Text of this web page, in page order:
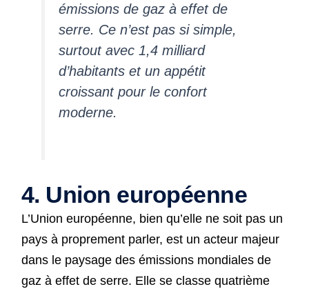
émissions de gaz à effet de
serre. Ce n’est pas si simple,
surtout avec 1,4 milliard
d’habitants et un appétit
croissant pour le confort
moderne.
4. Union européenne
L’Union européenne, bien qu’elle ne soit pas un
pays à proprement parler, est un acteur majeur
dans le paysage des émissions mondiales de
gaz à effet de serre. Elle se classe quatrième